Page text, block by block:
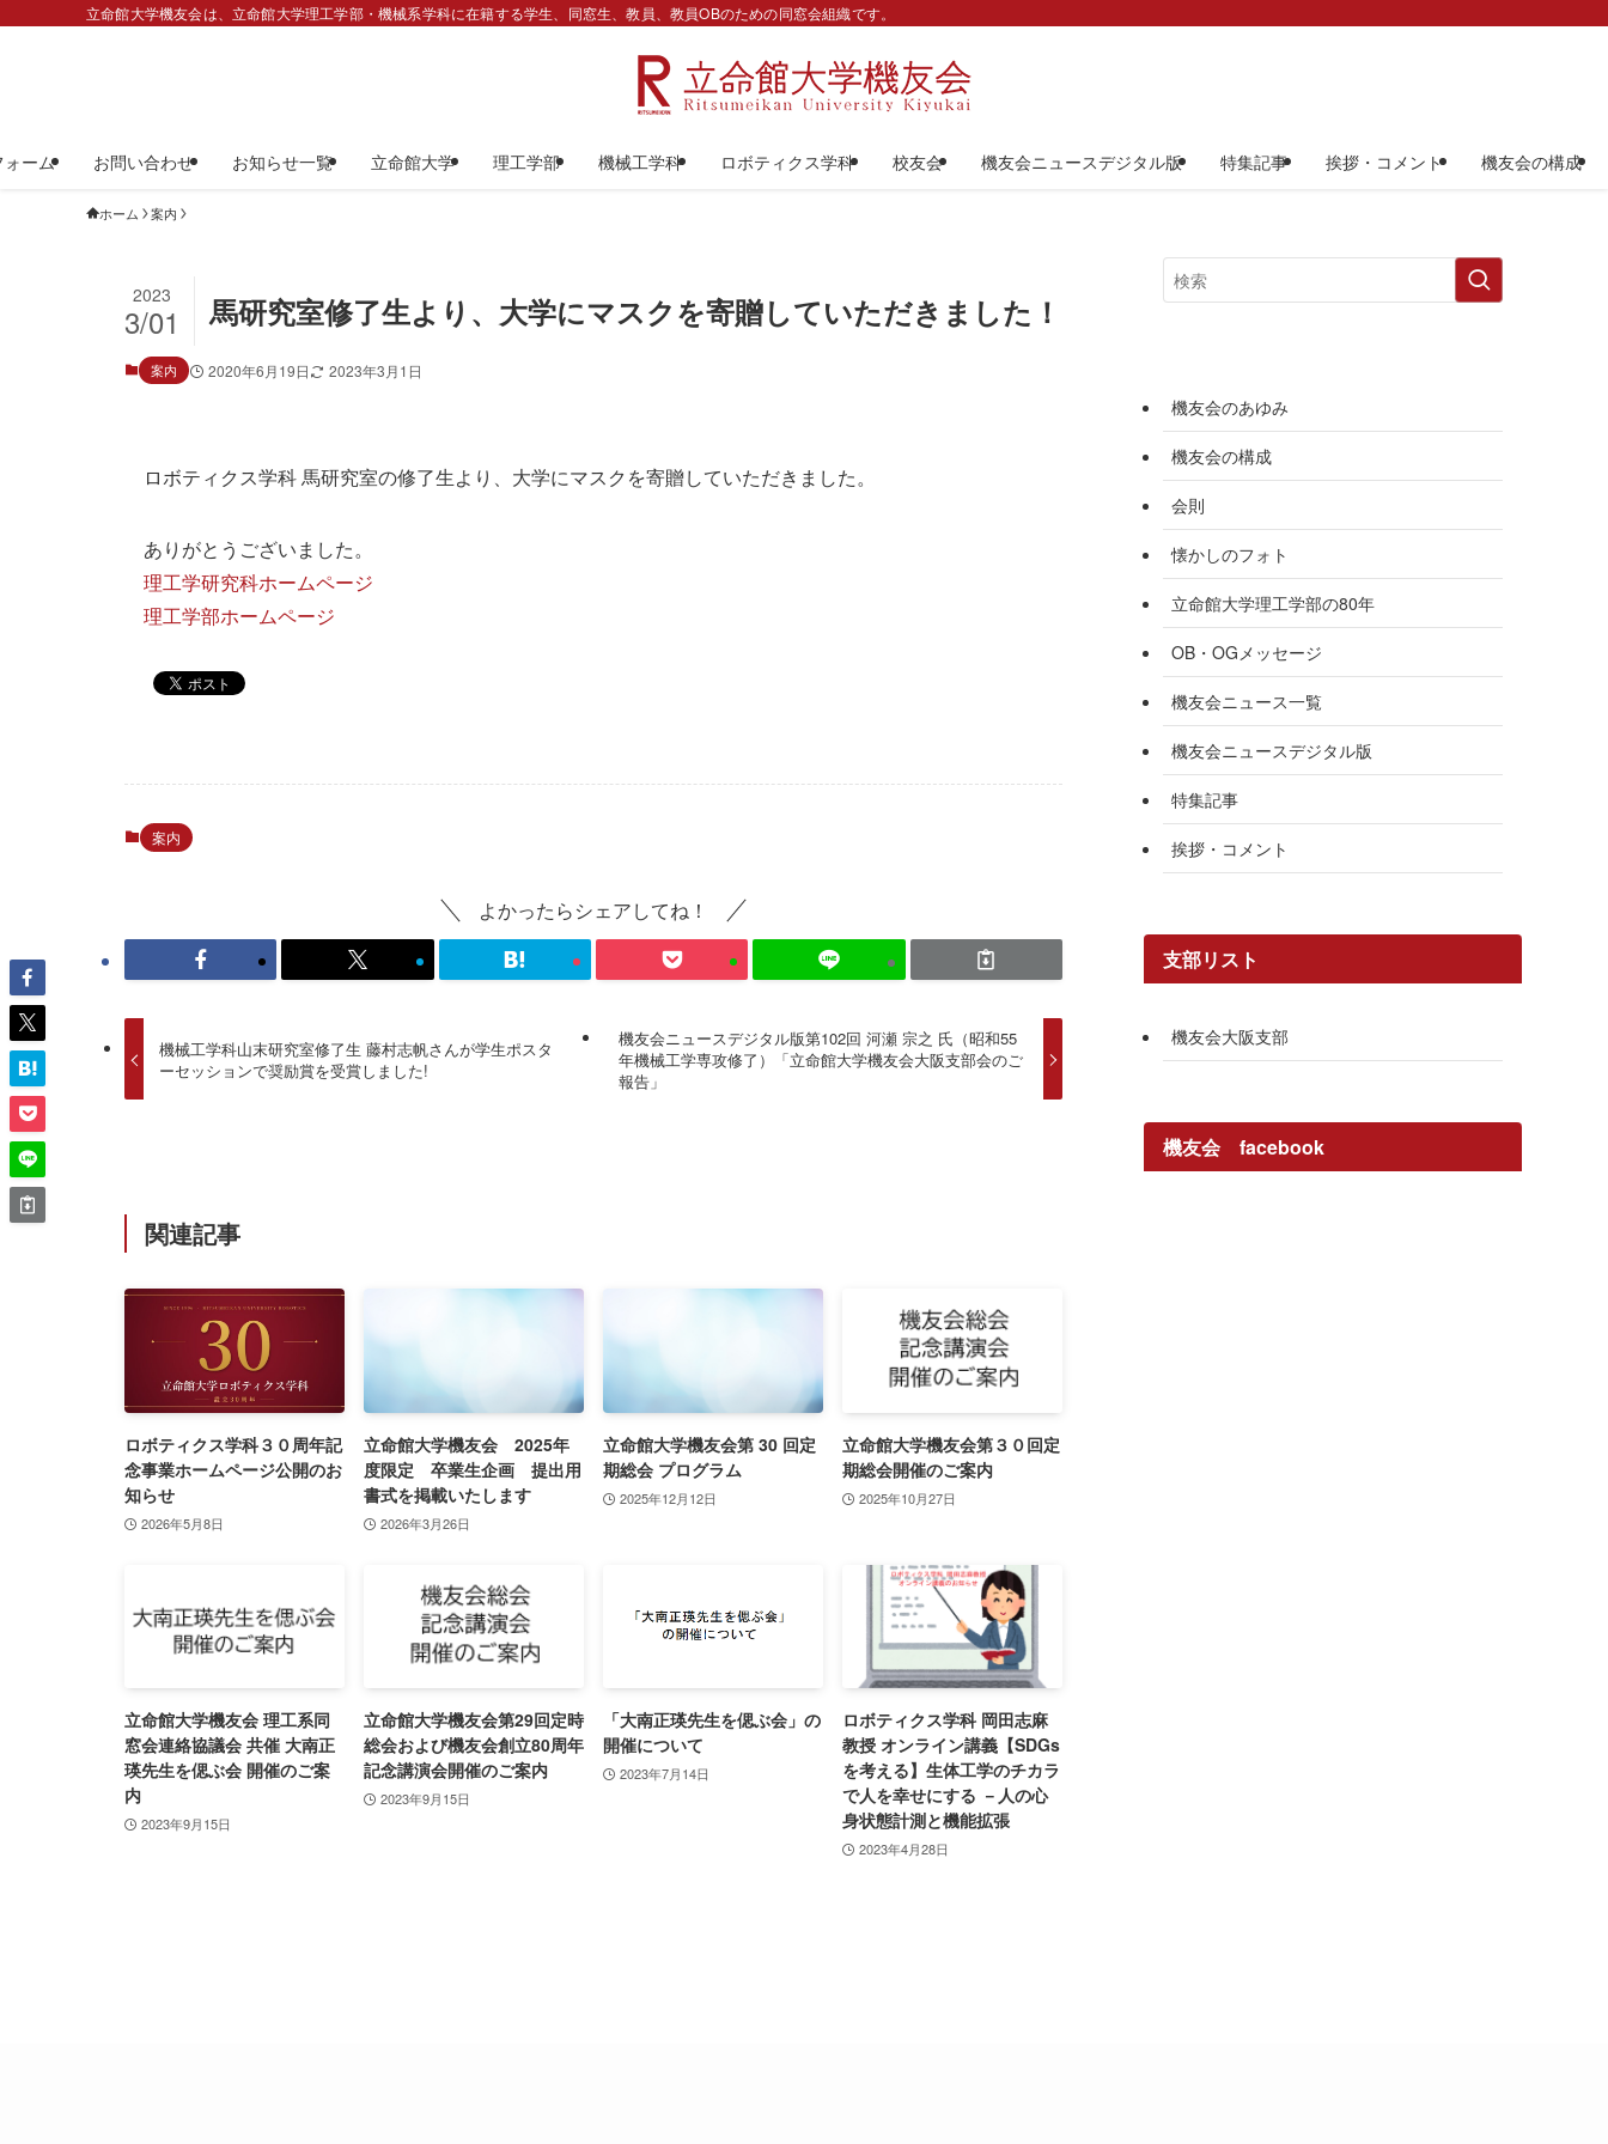
立命館大学機友会は、立命館大学理工学部・機械系学科に在籍する学生、同窓生、教員、教員OBのための同窓会組織です。
ーム お問い合わせ お知らせ一覧 立命館大学 理工学部 機械工学科 ロボティクス学科 校友会 機友会ニュースデジタル版 特集記事 挨拶・コメント 機友会の構成
ホーム 案内
馬研究室修了生より、大学にマスクを寄贈していただきました！
2023
3/01
案内 2020年6月19日 2023年3月1日
ロボティクス学科 馬研究室の修了生より、大学にマスクを寄贈していただきました。
ありがとうございました。
理工学研究科ホームページ
理工学部ホームページ
案内
よかったらシェアしてね！
機械工学科山末研究室修了生 藤村志帆さんが学生ポスタ
ーセッションで奨励賞を受賞しました!
機友会ニュースデジタル版第102回 河瀬 宗之 氏（昭和55
年機械工学専攻修了）「立命館大学機友会大阪支部会のご
報告」
関連記事
ロボティクス学科３０周年記
念事業ホームページ公開のお
知らせ
2026年5月8日
立命館大学機友会 2025年
度限定 卒業生企画 提出用
書式を掲載いたします
2026年3月26日
立命館大学機友会第 30 回定
期総会 プログラム
2025年12月12日
立命館大学機友会第３０回定
期総会開催のご案内
2025年10月27日
立命館大学機友会 理工系同
窓会連絡協議会 共催 大南正
瑛先生を偲ぶ会 開催のご案
内
2023年9月15日
立命館大学機友会第29回定時
総会および機友会創立80周年
記念講演会開催のご案内
2023年9月15日
「大南正瑛先生を偲ぶ会」の
開催について
2023年7月14日
ロボティクス学科 岡田志麻
教授 オンライン講義【SDGs
を考える】生体工学のチカラ
で人を幸せにする －人の心
身状態計測と機能拡張
2023年4月28日
機友会のあゆみ
機友会の構成
会則
懐かしのフォト
立命館大学理工学部の80年
OB・OGメッセージ
機友会ニュース一覧
機友会ニュースデジタル版
特集記事
挨拶・コメント
支部リスト
機友会大阪支部
機友会 facebook